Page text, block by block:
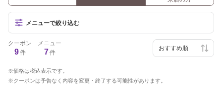
メニューで絞り込む
クーポン
9件
メニュー
7件
価格は税込表示です。
クーポンは予告なく内容を変更・終了する可能性があります。